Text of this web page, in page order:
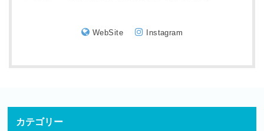
WebSite Instagram
カテゴリー